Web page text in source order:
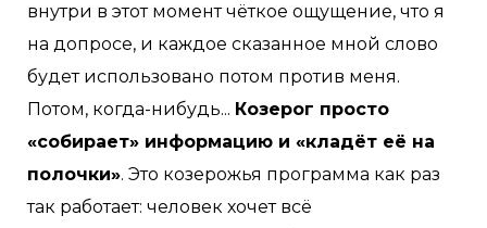
внутри в этот момент чёткое ощущение, что я
на допросе, и каждое сказанное мной слово
будет использовано потом против меня.
Потом, когда-нибудь... Козерог просто
«собирает» информацию и «кладёт её на
полочки». Это козерожья программа как раз
так работает: человек хочет всё